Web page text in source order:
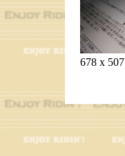
678 x 507